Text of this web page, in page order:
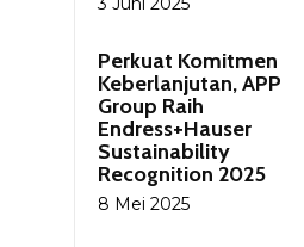
Perkuat Komitmen
Keberlanjutan, APP
Group Raih
Endress+Hauser
Sustainability
Recognition 2025
8 Mei 2025